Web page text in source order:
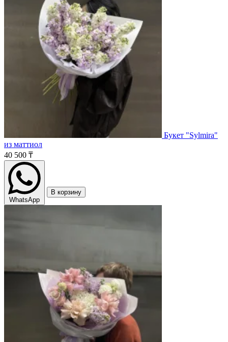
Букет "Sylmira"
из маттиол
40 500 ₸
WhatsApp
В корзину